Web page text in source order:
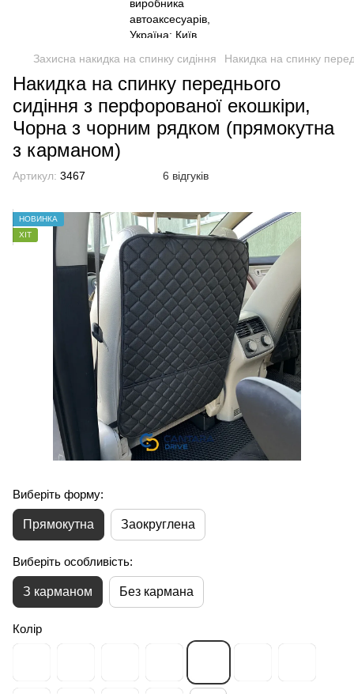
Захисна накидка на спинку сидіння Накидка на спинку
Накидка на спинку переднього
сидіння з перфорованої екошкіри,
Чорна з чорним рядком (прямокутна
з карманом)
Артикул: 3467 6 відгуків
НОВИНКА
ХІТ
Виберіть форму:
Прямокутна Заокруглена
Виберіть особливість:
З карманом Без кармана
Колір